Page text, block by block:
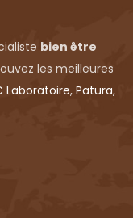
bien être
les meilleures
Laboratoire, Patura,